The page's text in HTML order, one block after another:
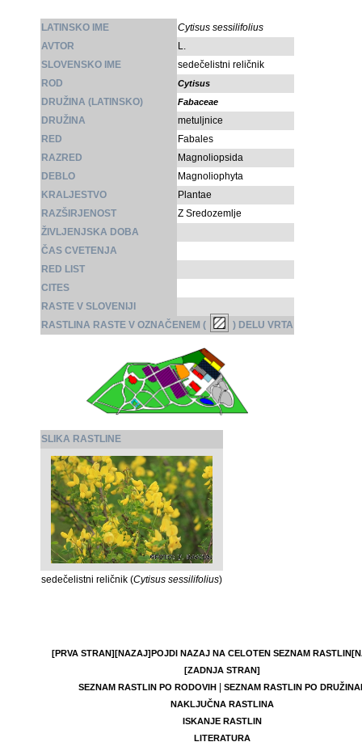
LATINSKO IME
Cytisus sessilifolius
AVTOR
L.
SLOVENSKO IME
sedečelistni reličnik
ROD
Cytisus
DRUŽINA (LATINSKO) Fabaceae
DRUŽINA
metuljnice
RED
Fabales
RAZRED
Magnoliopsida
DEBLO
Magnoliophyta
KRALJESTVO
Plantae
RAZŠIRJENOST
Z Sredozemlje
ŽIVLJENJSKA DOBA
ČAS CVETENJA
RED LIST
CITES
RASTE V SLOVENIJI
RASTLINA RASTE V OZNAČENEM (
) DELU VRTA
SLIKA RASTLINE
sedečelistni reličnik (Cytisus sessilifolius)
[PRVA STRAN][NAZAJ]POJDI NAZAJ NA CELOTEN SEZNAM RASTLIN
[ZADNJA STRAN]
SEZNAM RASTLIN PO RODOVIH|
SEZNAM RASTLIN PO
NAKLJUČNA RASTLINA
ISKANJE RASTLIN
LITERATURA